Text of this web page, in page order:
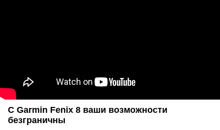
С Garmin Fenix 8 ваши возможности
безграничны